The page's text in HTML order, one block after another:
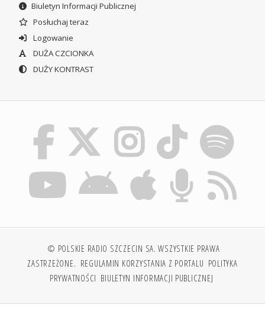
Biuletyn Informacji Publicznej
Posłuchaj teraz
Logowanie
DUŻA CZCIONKA
DUŻY KONTRAST
© POLSKIE RADIO SZCZECIN SA. WSZYSTKIE PRAWA
ZASTRZEŻONE. REGULAMIN KORZYSTANIA Z PORTALU POLITYKA
PRYWATNOŚCI BIULETYN INFORMACJI PUBLICZNEJ